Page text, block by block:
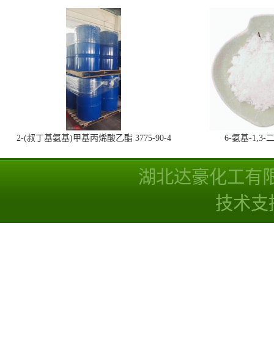
2-(叔丁基氨基)甲基丙烯酸乙酯 3775-90-4 6-氨基-1,3-
湖北达豪化工有
技术